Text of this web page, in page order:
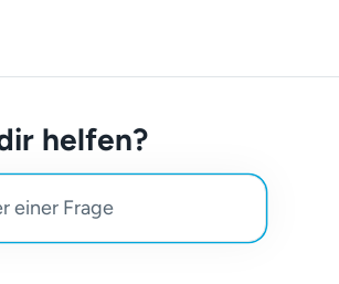
helfen?